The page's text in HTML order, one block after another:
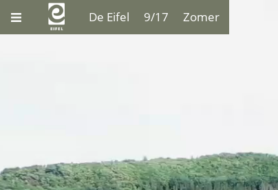
De Eifel 9/17 Zomer